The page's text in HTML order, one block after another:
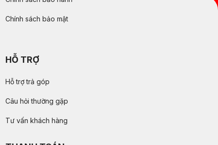
Chính sách bảo mật
HỖ TRỢ
Hỗ trợ trả góp
Câu hỏi thường gặp
Tư vấn khách hàng